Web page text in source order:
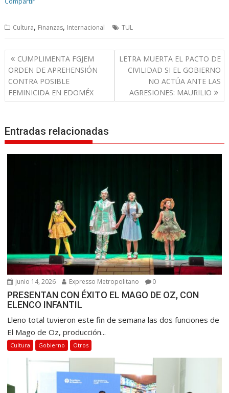
Cultura, Finanzas, Internacional TUL
N
a
v
e
c
r
a
d
a
s
CUMPLIMENTA FGJEM
ORDEN DE APREHENSIÓN
CONTRA POSIBLE
FEMINICIDA EN EDOMÉX
LETRA MUERTA EL PACTO DE
CIVILIDAD SI EL GOBIERNO
NO ACTÚA ANTE LAS
AGRESIONES: MAURILIO
Entradas relacionadas
junio 14, 2026 Expresso Metropolitano 0
PRESENTAN CON ÉXITO EL MAGO DE OZ, CON
ELENCO INFANTIL
Lleno total tuvieron este fin de semana las dos funciones de
El Mago de Oz, producción...
Cultura Gobierno Otros